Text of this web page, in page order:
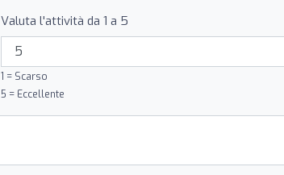
Valuta l'attività da 1 a 5
1 = Scarso
5 = Eccellente